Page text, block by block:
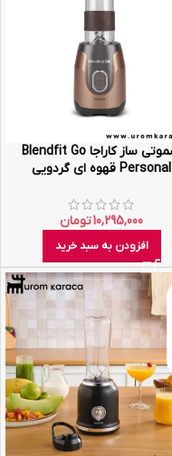
اسموتی ساز کاراجا Blendfit Go
Personal قهوه ای گردویی
10,295,000تومان
افزودن به سبد خرید